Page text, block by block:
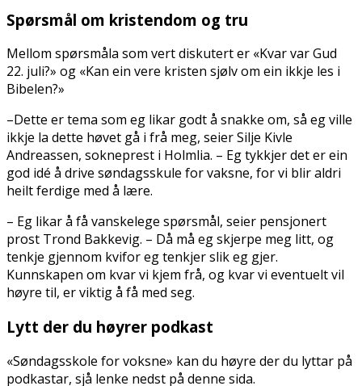
Spørsmål om kristendom og tru
Mellom spørsmåla som vert diskutert er «Kvar var Gud
22. juli?» og «Kan ein vere kristen sjølv om ein ikkje les i
Bibelen?»
–Dette er tema som eg likar godt å snakke om, så eg ville
ikkje la dette høvet gå i frå meg, seier Silje Kivle
Andreassen, sokneprest i Holmlia. – Eg tykkjer det er ein
god idé å drive søndagsskule for vaksne, for vi blir aldri
heilt ferdige med å lære.
– Eg likar å få vanskelege spørsmål, seier pensjonert
prost Trond Bakkevig. – Då må eg skjerpe meg litt, og
tenkje gjennom kvifor eg tenkjer slik eg gjer.
Kunnskapen om kvar vi kjem frå, og kvar vi eventuelt vil
høyre til, er viktig å få med seg.
Lytt der du høyrer podkast
«Søndagsskole for voksne» kan du høyre der du lyttar på
podkastar, sjå lenke nedst på denne sida.